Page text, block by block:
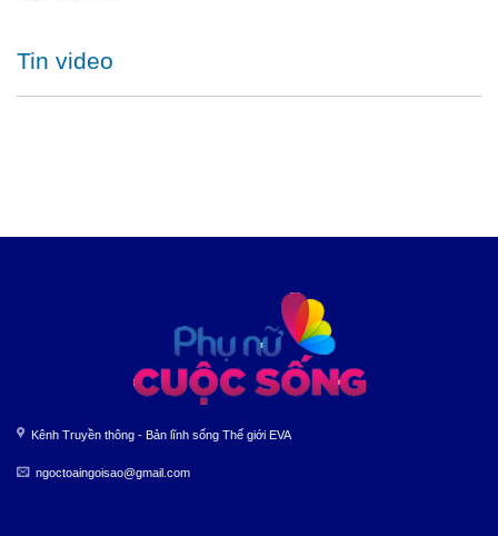
Tin video
Kênh Truyền thông - Bản lĩnh sống Thế giới EVA
ngoctoaingoisao@gmail.com